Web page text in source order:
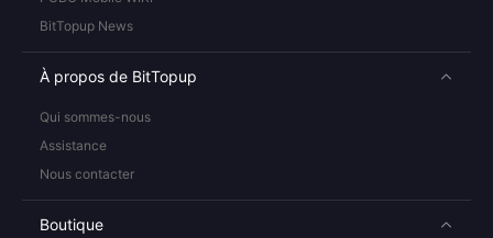
BitTopup News
À propos de BitTopup
Qui sommes-nous
Assistance
Nous contacter
Boutique